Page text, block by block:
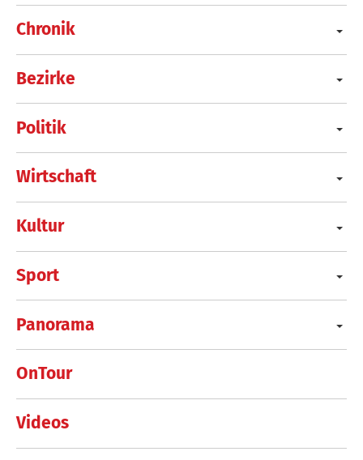
Chronik
Bezirke
Politik
Wirtschaft
Kultur
Sport
Panorama
OnTour
Videos